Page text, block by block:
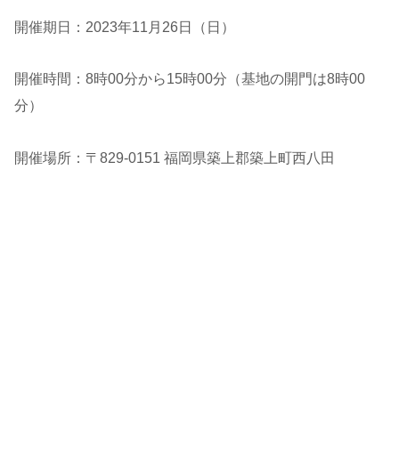
開催期日：2023年11月26日（日）
開催時間：8時00分から15時00分（基地の開門は8時00
分）
開催場所：〒829-0151 福岡県築上郡築上町西八田